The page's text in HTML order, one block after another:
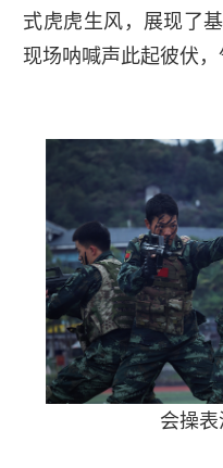
式虎虎生风，展现了
现场呐喊声此起彼伏，
会操